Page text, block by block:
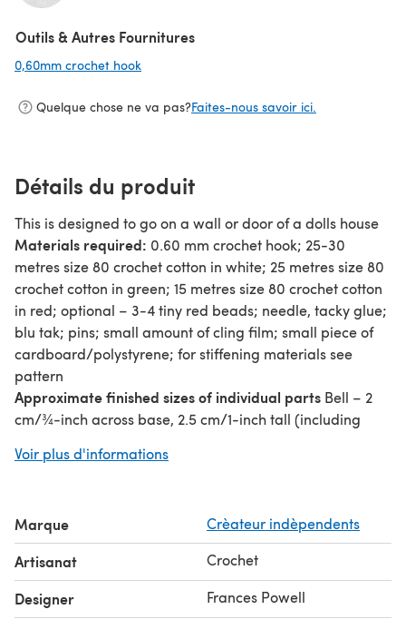
Outils & Autres Fournitures
0,60mm crochet hook
Quelque chose ne va pas?Faites-nous savoir ici.
Détails du produit
This is designed to go on a wall or door of a dolls house
Materials required: 0.60 mm crochet hook; 25-30
metres size 80 crochet cotton in white; 25 metres size 80
crochet cotton in green; 15 metres size 80 crochet cotton
in red; optional – 3-4 tiny red beads; needle, tacky glue;
blu tak; pins; small amount of cling film; small piece of
cardboard/polystyrene; for stiffening materials see
pattern
Approximate finished sizes of individual parts Bell – 2
cm/¾-inch across base, 2.5 cm/1-inch tall (including
inch long trailing ribbons Holly Leaf – 0.75 cm/¼-inch
the decoration can be any size.
Voir plus d'informations
Marque Crèateur indèpendents
Artisanat Crochet
Designer Frances Powell